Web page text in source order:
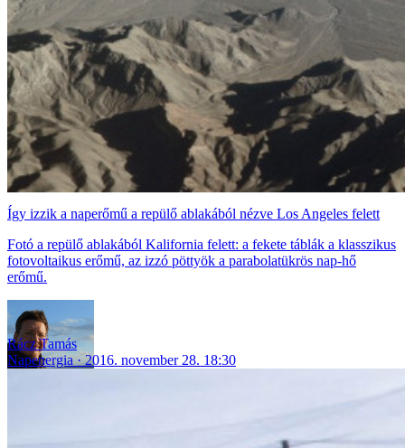
Így izzik a naperőmű a repülő ablakából nézve Los Angeles felett
Fotó a repülő ablakából Kalifornia felett: a fekete táblák a klasszikus
fotovoltaikus erőmű, az izzó pöttyök a parabolatükrös nap-hő
erőmű.
Rácz Tamás
Napenergia
2016. november 28. 18:30